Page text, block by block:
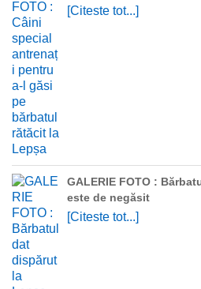
[Citeste tot...]
GALERIE FOTO :
este de negăsit
[Citeste tot...]